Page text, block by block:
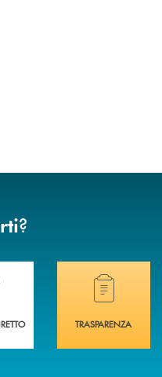
?
BANCA
di assistenza immediata?
Hai bisogno di
TRASPARENZA